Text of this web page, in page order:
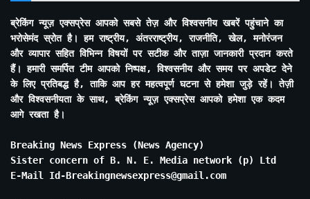
ब्रेकिंग न्यूज़ एक्सप्रेस आपको सबसे तेज़ और विश्वसनीय खबरें पहुंचाने का
भरोसेमंद स्रोत है। हम राष्ट्रीय, अंतरराष्ट्रीय, राजनीति, खेल, मनोरंजन
और व्यापार सहित विभिन्न विषयों पर सटीक और ताज़ा जानकारी प्रदान करते
हैं। हमारी समर्पित टीम आपको निष्पक्ष, विश्वसनीय और समय पर अपडेट देने
के लिए प्रतिबद्ध है, ताकि आप हर महत्वपूर्ण घटना से हमेशा जुड़े रहें। तेज़ी
और विश्वसनीयता के साथ, ब्रेकिंग न्यूज़ एक्सप्रेस आपको हमेशा एक कदम
आगे रखता है।
Breaking News Express (News Agency)
Sister concern of B. N. E. Media network (p) Ltd
E-Mail Id-Breakingnewsexpress@gmail.com